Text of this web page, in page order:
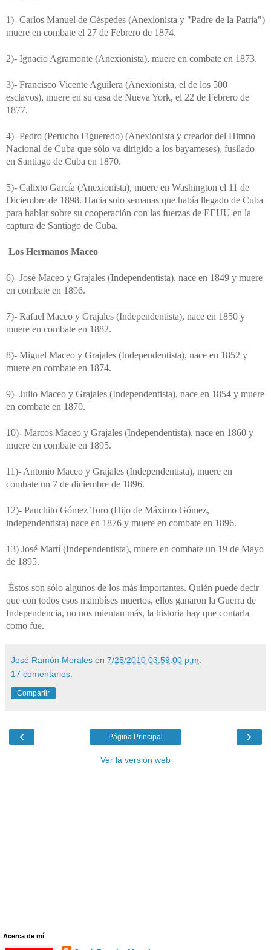
1)- Carlos Manuel de Céspedes (Anexionista y "Padre de la Patria")
muere en combate el 27 de Febrero de 1874.
2)- Ignacio Agramonte (Anexionista), muere en combate en 1873.
3)- Francisco Vicente Aguilera (Anexionista, el de los 500
esclavos), muere en su casa de Nueva York, el 22 de Febrero de
1877.
4)- Pedro (Perucho Figueredo) (Anexionista y creador del Himno
Nacional de Cuba que sólo va dirigido a los bayameses), fusilado
en Santiago de Cuba en 1870.
5)- Calixto García (Anexionista), muere en Washington el 11 de
Diciembre de 1898. Hacia solo semanas que había llegado de Cuba
para hablar sobre su cooperación con las fuerzas de EEUU en la
captura de Santiago de Cuba.
Los Hermanos Maceo
6)- José Maceo y Grajales (Independentista), nace en 1849 y muere
en combate en 1896.
7)- Rafael Maceo y Grajales (Independentista), nace en 1850 y
muere en combate en 1882.
8)- Miguel Maceo y Grajales (Independentista), nace en 1852 y
muere en combate en 1874.
9)- Julio Maceo y Grajales (Independentista), nace en 1854 y muere
en combate en 1870.
10)- Marcos Maceo y Grajales (Independentista), nace en 1860 y
muere en combate en 1895.
11)- Antonio Maceo y Grajales (Independentista), muere en
combate un 7 de diciembre de 1896.
12)- Panchito Gómez Toro (Hijo de Máximo Gómez,
independentista) nace en 1876 y muere en combate en 1896.
13) José Martí (Independentista), muere en combate un 19 de Mayo
de 1895.
Éstos son sólo algunos de los más importantes. Quién puede decir
que con todos esos mambíses muertos, ellos ganaron la Guerra de
Independencia, no nos mientan más, la historia hay que contarla
como fue.
José Ramón Morales en 7/25/2010 03:59:00 p.m.
17 comentarios:
Compartir
‹ ›
Página Principal
Ver la versión web
Acerca de mí